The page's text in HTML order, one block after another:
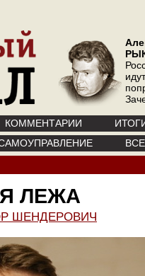
КОММЕНТАРИИ
ЛЕЖА
ШЕНДЕРОВИЧ